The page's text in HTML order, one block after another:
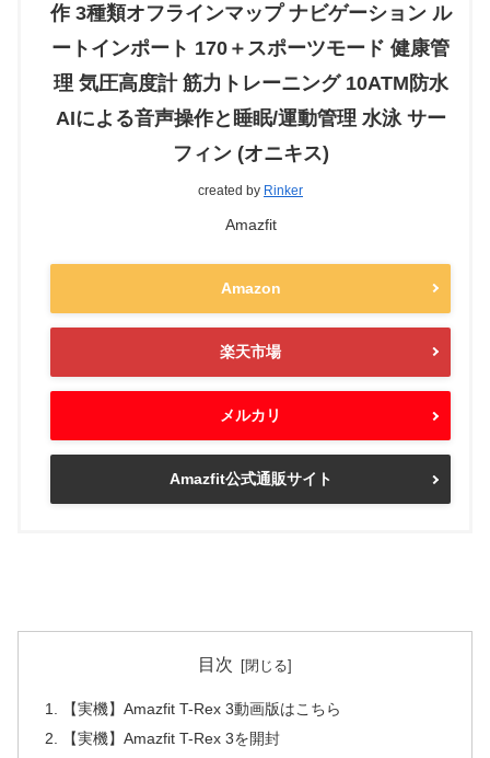
作 3種類オフラインマップ ナビゲーション ル
ートインポート 170＋スポーツモード 健康管
理 気圧高度計 筋力トレーニング 10ATM防水
AIによる音声操作と睡眠/運動管理 水泳 サー
フィン (オニキス)
created by Rinker
Amazfit
Amazon
楽天市場
メルカリ
Amazfit公式通販サイト
目次
【実機】Amazfit T-Rex 3動画版はこちら
【実機】Amazfit T-Rex 3を開封